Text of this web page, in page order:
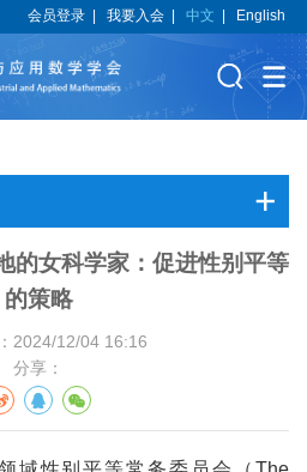
会员登录 |我要入会 |中文 English
的女科学家：促进性别平等
的策略
2024/12/04 16:16
分享：